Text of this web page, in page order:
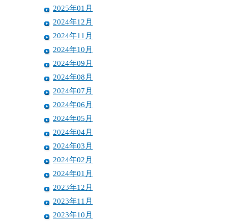
2025年01月
2024年12月
2024年11月
2024年10月
2024年09月
2024年08月
2024年07月
2024年06月
2024年05月
2024年04月
2024年03月
2024年02月
2024年01月
2023年12月
2023年11月
2023年10月